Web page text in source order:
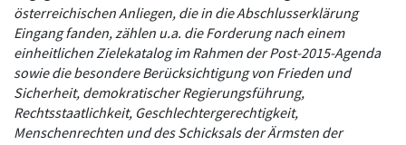
österreichischen Anliegen, die in die Abschlusserklärung
Eingang fanden, zählen u.a. die Forderung nach einem
einheitlichen Zielekatalog im Rahmen der Post-2015-Agenda
sowie die besondere Berücksichtigung von Frieden und
Sicherheit, demokratischer Regierungsführung,
Rechtsstaatlichkeit, Geschlechtergerechtigkeit,
Menschenrechten und des Schicksals der Ärmsten der